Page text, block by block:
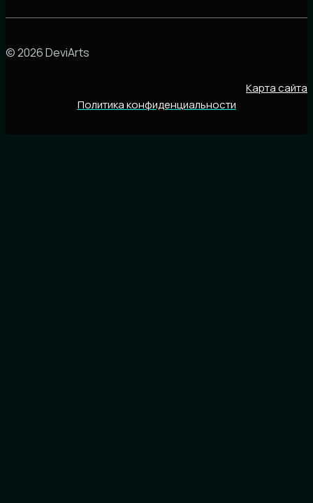
© 2026 DeviArts
Карта сайта
Политика конфиденциальности